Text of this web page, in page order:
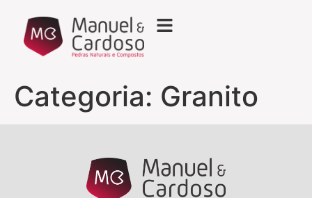
Categoria: Granito